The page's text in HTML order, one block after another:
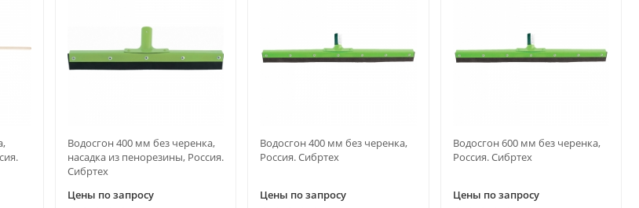
Водосгон 400 мм без черенка,
насадка из пенорезины, Россия.
Сибртеx
Цены по запросу
Водосгон 400 мм без черенка,
Россия. Сибртеx
Цены по запросу
Водосгон 600 мм без черенка,
Россия. Сибртеx
Цены по запросу